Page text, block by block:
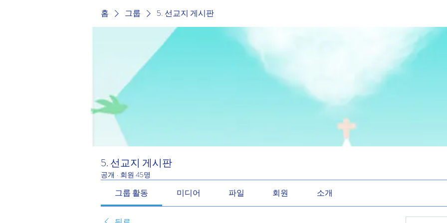
홈 그룹 5. 선교지 게시판
5. 선교지 게시판
공개 · 회원 45명
그룹 활동 미디어 파일 회원 소개